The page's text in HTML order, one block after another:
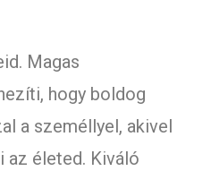
Magas
hogy boldog
a személlyel, akivel
az életed. Kiváló